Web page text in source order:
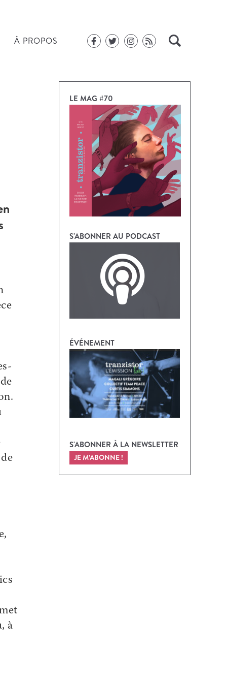
À PROPOS
à
LE MAG #70
S'ABONNER AU PODCAST
ÉVÉNEMENT
S'ABONNER À LA NEWSLETTER
JE M’ABONNE !